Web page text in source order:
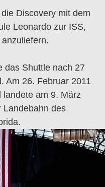
Discovery mit dem
Leonardo zur ISS,
das Shuttle nach 27
Am 26. Februar 2011
am 9. März
Landebahn des